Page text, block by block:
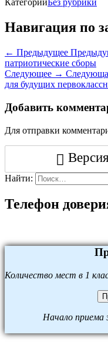
КатегорииБез рубрики
Навигация по
← Предыдущее
патриотические сборы
Следующее →
для будущих
Добавить
Для отправки
Найти:
Телефон
Количество мест в 1
Начало приема